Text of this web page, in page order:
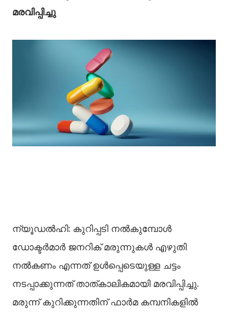
മരവിപ്പിച്ചു
ന്യൂഡല്‍ഹി: കുറിപ്പടി നല്‍കുമ്പോള്‍
ഡോക്ടര്‍മാര്‍ ജനറിക് മരുന്നുകള്‍ എഴുതി
നല്‍കണം എന്നത് ഉള്‍പ്പെടെയുള്ള ചട്ടം
നടപ്പാക്കുന്നത് താത്കാലികമായി മരവിപ്പിച്ചു.
മരുന്ന് കുറിക്കുന്നതിന് ഫാര്‍മ കമ്പനികളില്‍